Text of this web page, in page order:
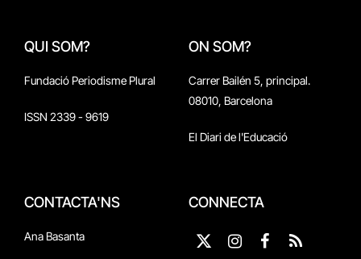
QUI SOM?
Fundació Periodisme Plural
ISSN 2339 - 9619
ON SOM?
Carrer Bailén 5, principal.
08010, Barcelona
El Diari de l'Educació
CONTACTA'NS
Ana Basanta
CONNECTA
X
Instagram
Facebook
RSS